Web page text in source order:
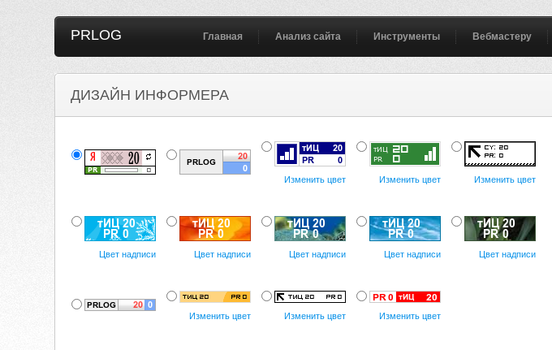
PRLOG Главная Анализ сайта Инструменты Вебмастеру
ДИЗАЙН ИНФОРМЕРА
Изменить цвет Изменить цвет Изменить цвет
Цвет надписи Цвет надписи Цвет надписи Цвет надписи Цвет надписи
Изменить цвет Изменить цвет Изменить цвет